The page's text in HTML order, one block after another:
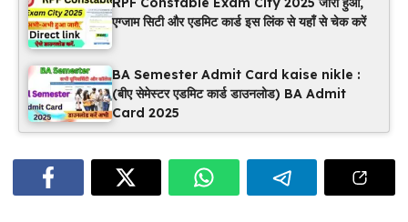
एग्जाम सिटी और एडमिट कार्ड इस लिंक से यहाँ से चेक करें
BA Semester Admit Card kaise nikle :
(बीए सेमेस्टर एडमिट कार्ड डाउनलोड) BA Admit
Card 2025